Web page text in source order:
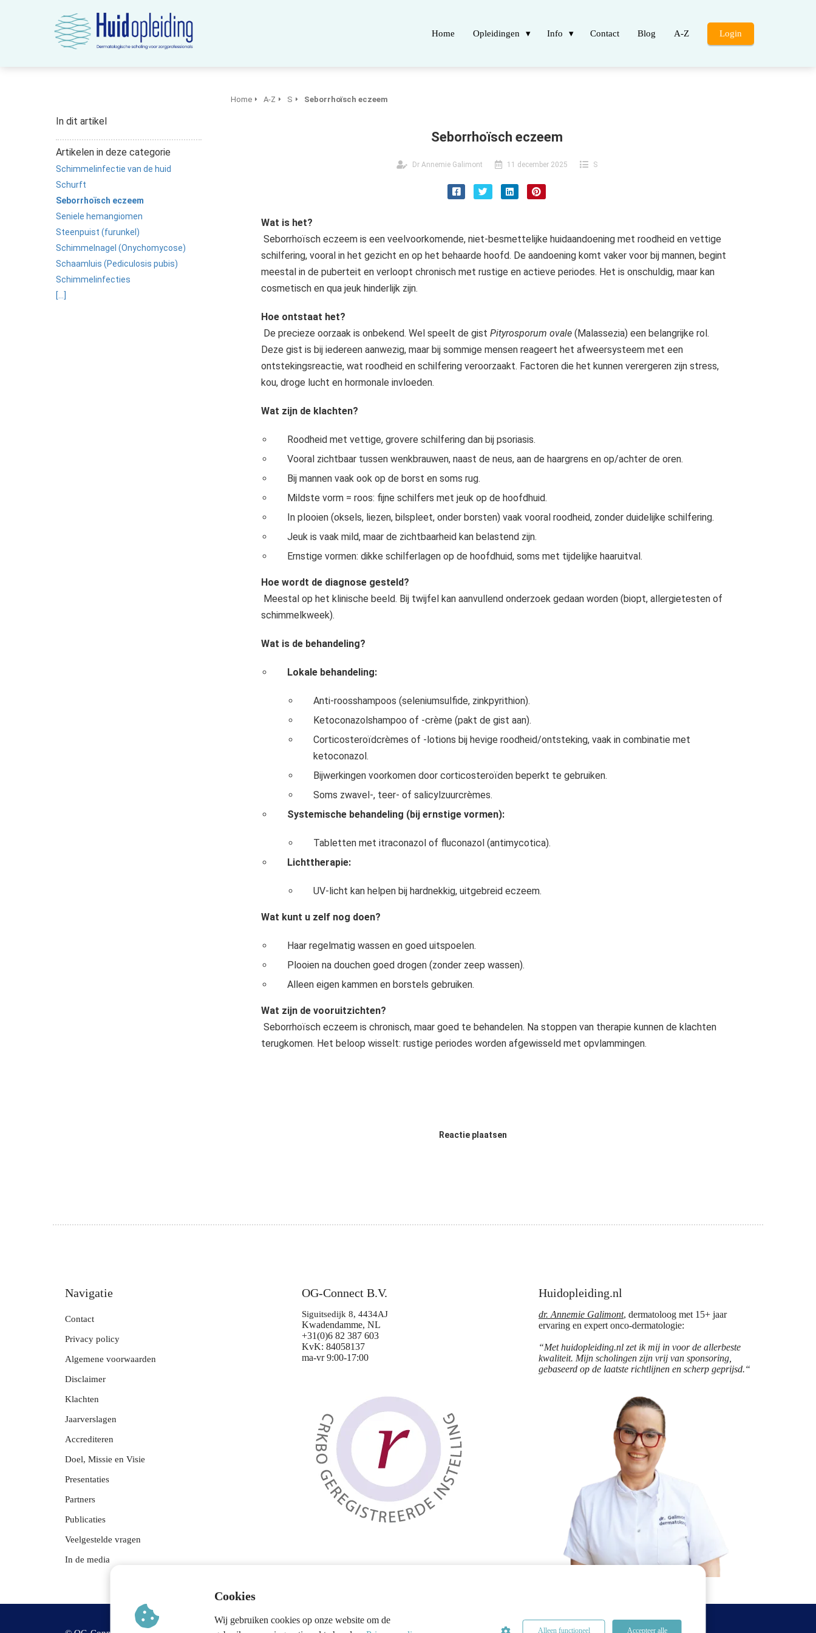
Home Opleidingen Info Contact Blog A-Z Login
In dit artikel
Artikelen in deze categorie
Schimmelinfectie van de huid
Schurft
Seborrhoïsch eczeem
Seniele hemangiomen
Steenpuist (furunkel)
Schimmelnagel (Onychomycose)
Schaamluis (Pediculosis pubis)
Schimmelinfecties
[...]
Home A-Z S Seborrhoïsch eczeem
Seborrhoïsch eczeem
Dr Annemie Galimont 11 december 2025 S
Wat is het?
Seborrhoïsch eczeem is een veelvoorkomende, niet-besmettelijke huidaandoening met roodheid en vettige
schilfering, vooral in het gezicht en op het behaarde hoofd. De aandoening komt vaker voor bij mannen, begint
meestal in de puberteit en verloopt chronisch met rustige en actieve periodes. Het is onschuldig, maar kan
cosmetisch en qua jeuk hinderlijk zijn.
Hoe ontstaat het?
De precieze oorzaak is onbekend. Wel speelt de gist Pityrosporum ovale(Malassezia) een belangrijke rol.
Deze gist is bij iedereen aanwezig, maar bij sommige mensen reageert het afweersysteem met een
ontstekingsreactie, wat roodheid en schilfering veroorzaakt. Factoren die het kunnen verergeren zijn stress,
kou, droge lucht en hormonale invloeden.
Wat zijn de klachten?
Roodheid met vettige, grovere schilfering dan bij psoriasis.
Vooral zichtbaar tussen wenkbrauwen, naast de neus, aan de haargrens en op/achter de oren.
Bij mannen vaak ook op de borst en soms rug.
Mildste vorm = roos: fijne schilfers met jeuk op de hoofdhuid.
In plooien (oksels, liezen, bilspleet, onder borsten) vaak vooral roodheid, zonder duidelijke schilfering.
Jeuk is vaak mild, maar de zichtbaarheid kan belastend zijn.
Ernstige vormen: dikke schilferlagen op de hoofdhuid, soms met tijdelijke haaruitval.
Hoe wordt de diagnose gesteld?
Meestal op het klinische beeld. Bij twijfel kan aanvullend onderzoek gedaan worden (biopt, allergietesten of
schimmelkweek).
Wat is de behandeling?
Lokale behandeling:
Anti-roosshampoos (seleniumsulfide, zinkpyrithion).
Ketoconazolshampoo of -crème (pakt de gist aan).
Corticosteroïdcrèmes of -lotions bij hevige roodheid/ontsteking, vaak in combinatie met
ketoconazol.
Bijwerkingen voorkomen door corticosteroïden beperkt te gebruiken.
Soms zwavel-, teer- of salicylzuurcrèmes.
Systemische behandeling (bij ernstige vormen):
Tabletten met itraconazol of fluconazol (antimycotica).
Lichttherapie:
UV-licht kan helpen bij hardnekkig, uitgebreid eczeem.
Wat kunt u zelf nog doen?
Haar regelmatig wassen en goed uitspoelen.
Plooien na douchen goed drogen (zonder zeep wassen).
Alleen eigen kammen en borstels gebruiken.
Wat zijn de vooruitzichten?
Seborrhoïsch eczeem is chronisch, maar goed te behandelen. Na stoppen van therapie kunnen de klachten
terugkomen. Het beloop wisselt: rustige periodes worden afgewisseld met opvlammingen.
Reactie plaatsen
Navigatie
Contact
Privacy policy
Algemene voorwaarden
Disclaimer
Klachten
Jaarverslagen
Accrediteren
Doel, Missie en Visie
Presentaties
Partners
Publicaties
Veelgestelde vragen
In de media
OG-Connect B.V.
Siguitsedijk 8, 4434AJ
Kwadendamme, NL
+31(0)6 82 387 603
KvK: 84058137
ma-vr 9:00-17:00
Huidopleiding.nl
dr. Annemie Galimont, dermatoloog met 15+ jaar
ervaring en expert onco-dermatologie:
“Met huidopleiding.nl zet ik mij in voor de allerbeste
kwaliteit. Mijn scholingen zijn vrij van sponsoring,
gebaseerd op de laatste richtlijnen en scherp geprijsd.“
Cookies
Wij gebruiken cookies op onze website om de
Alleen functioneel Accepteer alle
over
gebruikt
bezoekers te
Hierdoor
website-
relevante
tonen
op het
van deze